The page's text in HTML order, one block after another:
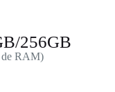
256GB
RAM)